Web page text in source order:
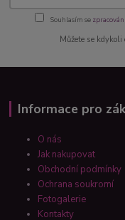
Souhlasím se
Můžete se
Informace pro
O nás
Jak nakupovat
Obchodní podmínky
Ochrana soukromí
Fotogalerie
Kontakty